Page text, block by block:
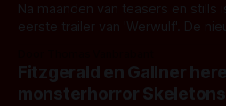
Na maanden van teasers en stills
eerste trailer van 'Werwulf'. De
kille stijl vol folklore en mythe.
het het al raden?)... de weerwolf.
Fitzgerald en Gallner
monsterhorror Skeletons